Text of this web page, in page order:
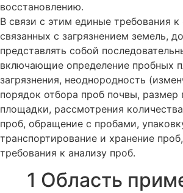
восстановлению.
В связи с этим единые требования к
связанных с загрязнением земель,
представлять собой
включающие определение пробных
загрязнения, неоднородность
порядок отбора проб почвы, размер
площадки, рассмотрения
проб, обращение с пробами,
транспортирование и хранение
требования к анализу проб.
1 Область